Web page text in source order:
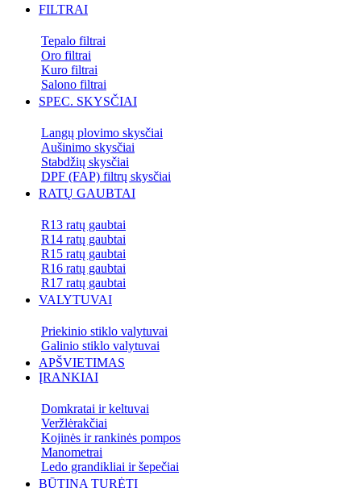
FILTRAI
Tepalo filtrai
Oro filtrai
Kuro filtrai
Salono filtrai
SPEC. SKYSČIAI
Langų plovimo skysčiai
Aušinimo skysčiai
Stabdžių skysčiai
DPF (FAP) filtrų skysčiai
RATŲ GAUBTAI
R13 ratų gaubtai
R14 ratų gaubtai
R15 ratų gaubtai
R16 ratų gaubtai
R17 ratų gaubtai
VALYTUVAI
Priekinio stiklo valytuvai
Galinio stiklo valytuvai
APŠVIETIMAS
ĮRANKIAI
Domkratai ir keltuvai
Veržlėrakčiai
Kojinės ir rankinės pompos
Manometrai
Ledo grandikliai ir šepečiai
BŪTINA TURĖTI